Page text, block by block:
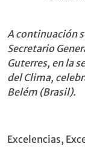
A continuación
Secretario
Guterres, en la
del Clima,
Belém (Brasil).
Excelencias,